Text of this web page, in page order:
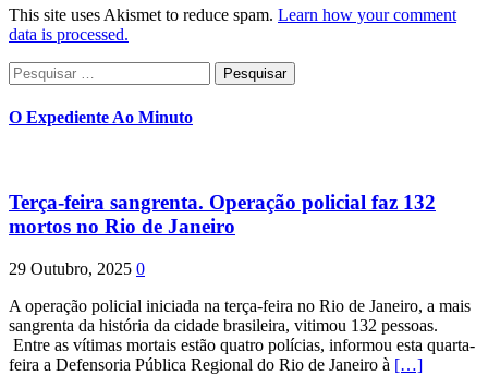
This site uses Akismet to reduce spam. Learn how your comment
data is processed.
Pesquisar
por:
O Expediente Ao Minuto
Terça-feira sangrenta. Operação policial faz 132
mortos no Rio de Janeiro
29 Outubro, 2025 0
A operação policial iniciada na terça-feira no Rio de Janeiro, a mais
sangrenta da história da cidade brasileira, vitimou 132 pessoas.
Entre as vítimas mortais estão quatro polícias, informou esta quarta-
feira a Defensoria Pública Regional do Rio de Janeiro à […]